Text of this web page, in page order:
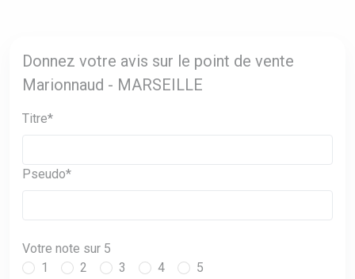
Donnez votre avis sur le point de vente
Marionnaud - MARSEILLE
Titre*
Pseudo*
Votre note sur 5
1
2 3 4 5